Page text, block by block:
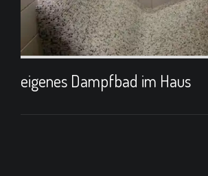
eigenes Dampfbad im Haus